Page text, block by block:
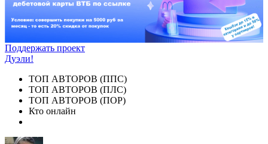
Поддержать проект
Дуэли!
ТОП АВТОРОВ (ППС)
ТОП АВТОРОВ (ПЛС)
ТОП АВТОРОВ (ПОР)
Кто онлайн